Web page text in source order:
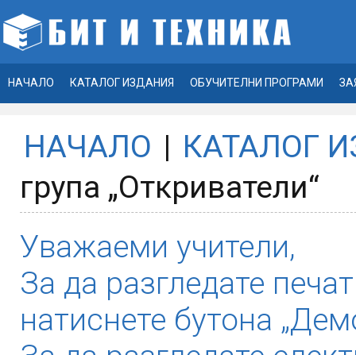
НАЧАЛО КАТАЛОГ ИЗДАНИЯ ОБУЧИТЕЛНИ ПРОГРАМИ
НАЧАЛО | КАТАЛОГ
група „Откриватели“
Уважаеми учители,
За да разгледате
натиснете бутона